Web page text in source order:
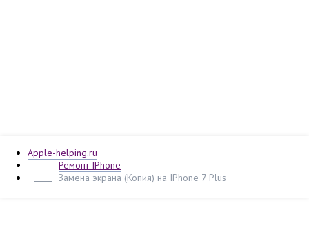
Apple-helping.ru
Ремонт IPhone
Замена экрана (Копия) на IPhone 7 Plus